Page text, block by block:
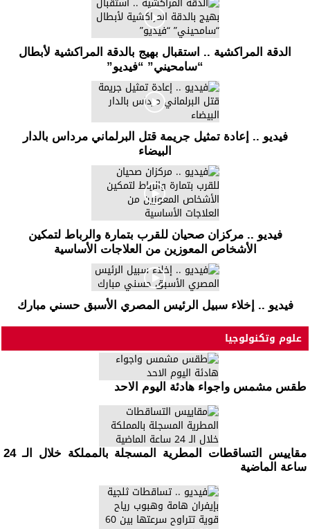
الدقة المراكشية .. استقبال بهيج بالدقة المراكشية لأبطال
“سامحيني” “فيديو”
فيديو .. إعادة تمثيل جريمة قتل البرلماني مرداس بالدار
البيضاء
فيديو .. مركزان صحيان للقرب بتمارة والرباط لتمكين
الأشخاص المعوزين من العلاجات الأساسية
فيديو .. إخلاء سبيل الرئيس المصري الأسبق حسني مبارك
علوم وتكنولوجيا
طقس مشمس واجواء هادئة اليوم الاحد
مقاييس التساقطات المطرية المسجلة بالمملكة خلال الـ 24
ساعة الماضية